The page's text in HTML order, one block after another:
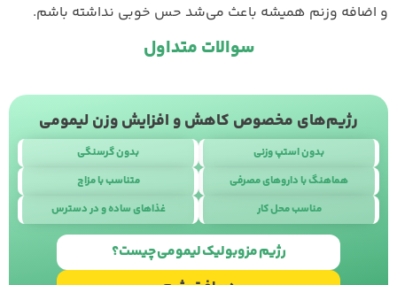
و اضافه وزنم همیشه باعث می‌شد حس خوبی نداشته باشم.
سوالات متداول
رژیم‌های مخصوص کاهش و افزایش وزن لیمومی
بدون استپ وزنی
بدون گرسنگی
هماهنگ با داروهای مصرفی
متناسب با مزاج
مناسب محل کار
غذاهای ساده و در دسترس
رژیم مزوبولیک لیمومی چیست؟